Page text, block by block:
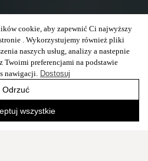
cookie, aby zapewnić Ci najwyższy
. Wykorzystujemy również pliki
naszych usług, analizy a nastepnie
Twoimi preferencjami na podstawie
nawigacji. Dostosuj
Odrzuć
wszystkie